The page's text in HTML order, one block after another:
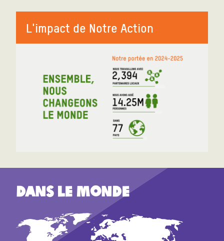
L'impact de Notre Action
Dans le monde